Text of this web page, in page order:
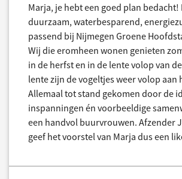
Marja, je hebt een goed plan bedacht!
duurzaam, waterbesparend,
passend bij Nijmegen Groene
Wij die eromheen wonen genieten
in de herfst en in de lente volop van
lente zijn de vogeltjes weer volop aan
Allemaal tot stand gekomen door de
inspanningen én voorbeeldige
een handvol buurvrouwen. Afzender
geef het voorstel van Marja dus een